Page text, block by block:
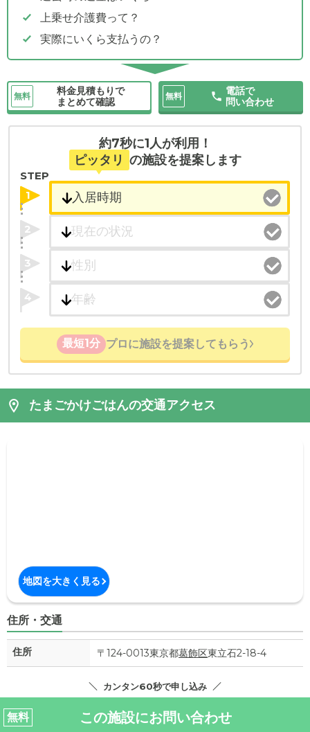
上乗せ介護費って？
実際にいくら支払うの？
無料
料金見積もりで
まとめて確認
無料
電話で
問い合わせ
約7秒に1人が利用！
ピッタリ の施設を提案します
STEP
1
2
3
4
最短1分 プロに施設を提案してもらう
たまごかけごはんの交通アクセス
地図を大きく見る
住所・交通
住所 〒124-0013東京都葛飾区東立石2-18-4
カンタン60秒で申し込み
無料 この施設にお問い合わせ